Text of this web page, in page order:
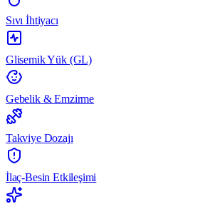
Sıvı İhtiyacı
Glisemik Yük (GL)
Gebelik & Emzirme
Takviye Dozajı
İlaç-Besin Etkileşimi